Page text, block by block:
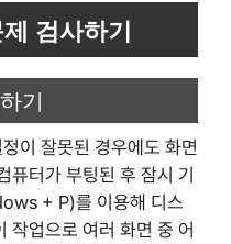
검사하기
기
이 잘못된 경우에도 화면
퓨터가 부팅된 후 잠시 기
+ P)를 이용해 디스
작업으로 여러 화면 중 어